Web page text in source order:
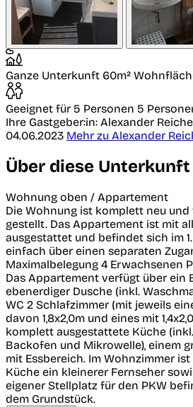
Ganze Unterkunft 60m²
Geeignet für 5 Personen 5
Ihre Gastgeber:in: Alexander
04.06.2023 Mehr zu Alexander
Über diese Unterkunft
Wohnung oben / Appartement
Die Wohnung ist komplett neu
gestellt. Das Appartement ist mit
ausgestattet und befindet sich im
einfach über einen separaten
Maximalbelegung 4 Erwachsenen
Das Appartement verfügt über ein
ebenerdiger Dusche (inkl.
WC 2 Schlafzimmer (mit jeweils
davon 1,8x2,0m und eines mit
komplett ausgestattete Küche
Backofen und Mikrowelle), einem
mit Essbereich. Im Wohnzimmer ist
Küche ein kleinerer Fernseher
eigener Stellplatz für den PKW
dem Grundstück.